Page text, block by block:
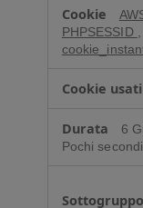
PHPSESSID
6
Pochi secondi